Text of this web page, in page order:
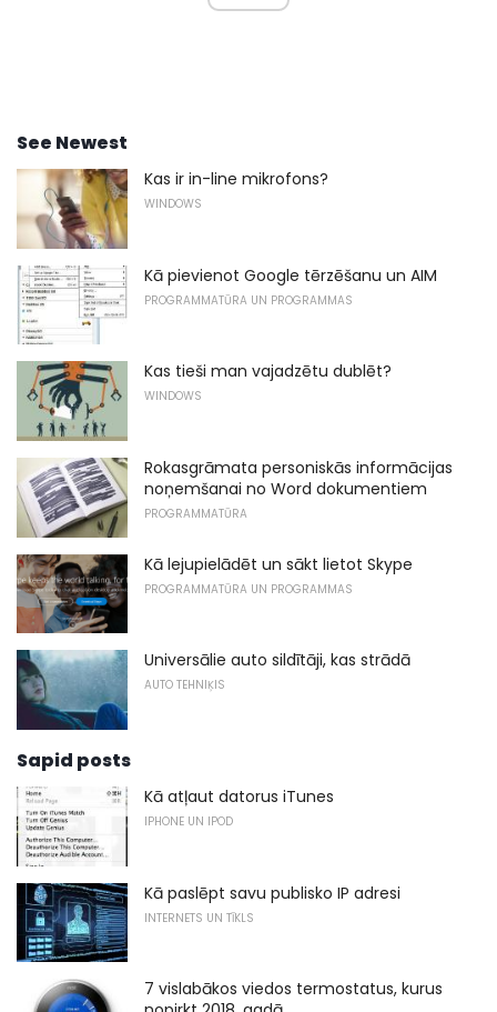
See Newest
Kas ir in-line mikrofons?
WINDOWS
Kā pievienot Google tērzēšanu un AIM
PROGRAMMATŪRA UN PROGRAMMAS
Kas tieši man vajadzētu dublēt?
WINDOWS
Rokasgrāmata personiskās informācijas
noņemšanai no Word dokumentiem
PROGRAMMATŪRA
Kā lejupielādēt un sākt lietot Skype
PROGRAMMATŪRA UN PROGRAMMAS
Universālie auto sildītāji, kas strādā
AUTO TEHNIĶIS
Sapid posts
Kā atļaut datorus iTunes
IPHONE UN IPOD
Kā paslēpt savu publisko IP adresi
INTERNETS UN TĪKLS
7 vislabākos viedos termostatus, kurus